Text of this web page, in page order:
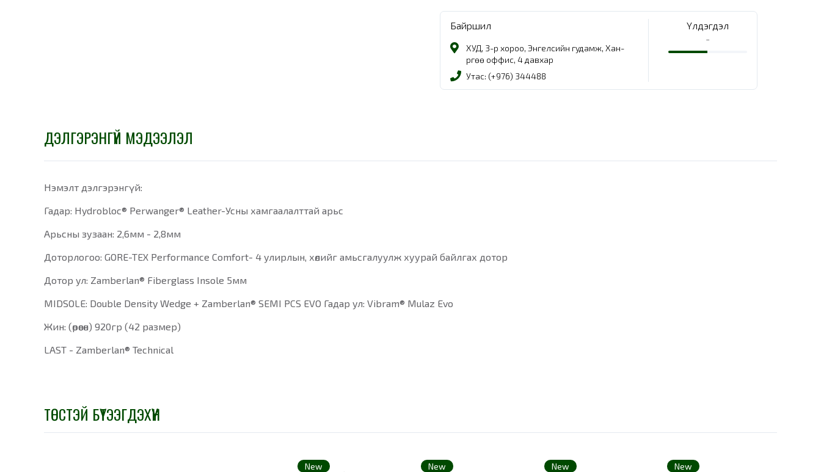
Байршил
ХУД, 3-р хороо, Энгелсийн гудамж, Хан-
Өргөө оффис, 4 давхар
Утас: (+976) 344488
Үлдэгдэл
-
ДЭЛГЭРЭНГҮЙ МЭДЭЭЛЭЛ
Нэмэлт дэлгэрэнгүй:
Гадар: Hydrobloc® Perwanger® Leather-Усны хамгаалалттай арьс
Арьсны зузаан: 2,6мм - 2,8мм
Доторлогоо: GORE-TEX Performance Comfort- 4 улирлын, хөлийг амьсгалуулж хуурай байлгах дотор
Дотор ул: Zamberlan® Fiberglass Insole 5мм
MIDSOLE: Double Density Wedge + Zamberlan® SEMI PCS EVO Гадар ул: Vibram® Mulaz Evo
Жин: (өрөөсөн) 920гр (42 размер)
LAST - Zamberlan® Technical
ТӨСТЭЙ БҮТЭЭГДЭХҮҮН
New New New New